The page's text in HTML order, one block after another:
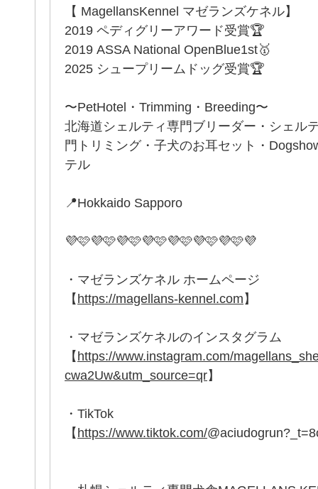
【 MagellansKennel マゼランズケネル】
2019 ペディグリーアワード受賞🏆
2019 ASSA National OpenBlue1st🥇
2025 シュープリームドッグ受賞🏆
〜PetHotel・Trimming・Breeding〜
北海道シェルティ専門ブリーダー・シェル
門トリミング・子犬のお耳セット・
テル
📍Hokkaido Sapporo
💜🩷💜🩷💜🩷💜🩷💜🩷💜🩷💜🩷💜
・マゼランズケネル ホームページ
【https://magellans-kennel.com】
・マゼランズケネルのインスタグラム
【https://www.instagram.com/
cwa2Uw&utm_source=qr】
・TikTok
【https://www.tiktok.com/